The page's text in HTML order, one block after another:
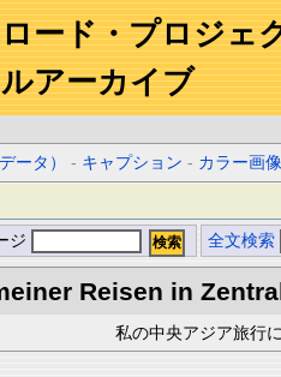
ード・プロジェ
アーカイブ
ータ） - キャプション - カラー画像
ジ 全文検索
Reisen in
私の中央アジア旅行